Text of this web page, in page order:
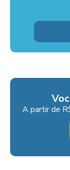
A partir de